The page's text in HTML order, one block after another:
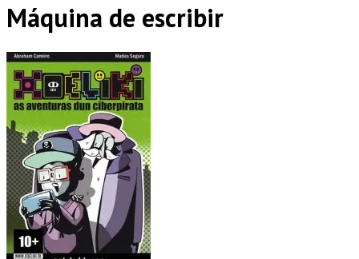
Máquina de escribir